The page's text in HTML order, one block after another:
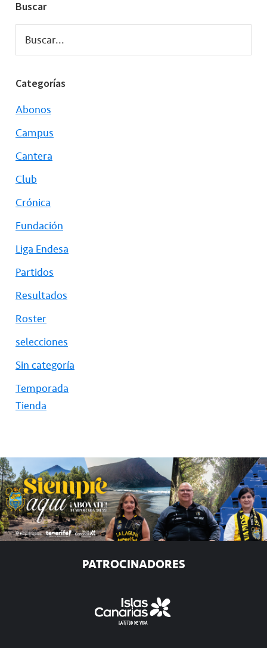
Buscar
Buscar...
Categorías
Abonos
Campus
Cantera
Club
Crónica
Fundación
Liga Endesa
Partidos
Resultados
Roster
selecciones
Sin categoría
Temporada
Tienda
PATROCINADORES